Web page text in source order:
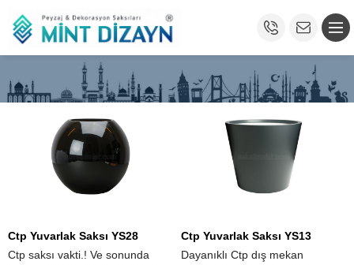
Ctp Yuvarlak Saksı YS28
Ctp saksı vakti.! Ve sonunda
Ctp Yuvarlak Saksı YS13
Dayanıklı Ctp dış mekan